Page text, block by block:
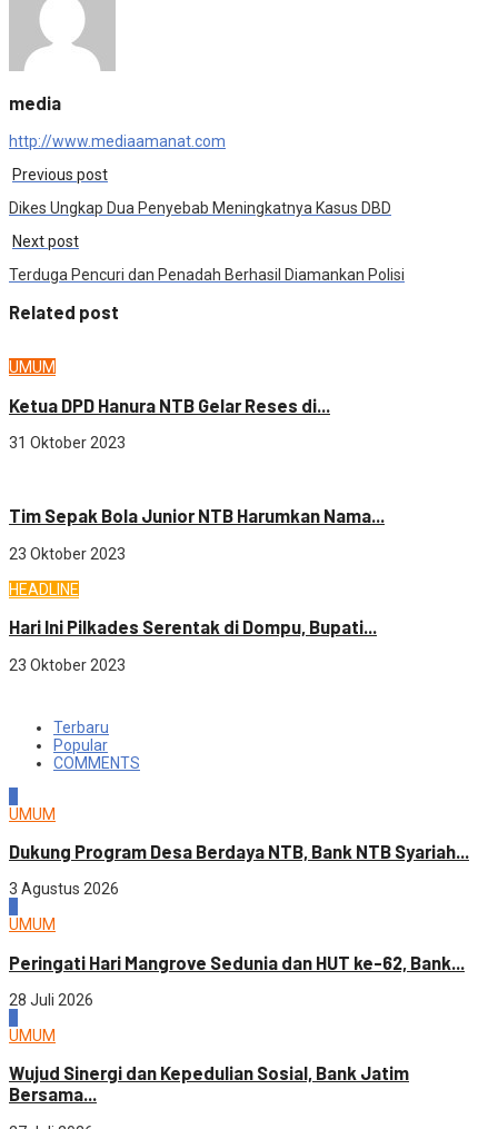
media
http://www.mediaamanat.com
Previous post
Dikes Ungkap Dua Penyebab Meningkatnya Kasus DBD
Next post
Terduga Pencuri dan Penadah Berhasil Diamankan Polisi
Related post
UMUM
Ketua DPD Hanura NTB Gelar Reses di...
31 Oktober 2023
Tim Sepak Bola Junior NTB Harumkan Nama...
23 Oktober 2023
HEADLINE
Hari Ini Pilkades Serentak di Dompu, Bupati...
23 Oktober 2023
Terbaru
Popular
COMMENTS
UMUM
Dukung Program Desa Berdaya NTB, Bank NTB Syariah...
3 Agustus 2026
UMUM
Peringati Hari Mangrove Sedunia dan HUT ke-62, Bank...
28 Juli 2026
UMUM
Wujud Sinergi dan Kepedulian Sosial, Bank Jatim
Bersama...